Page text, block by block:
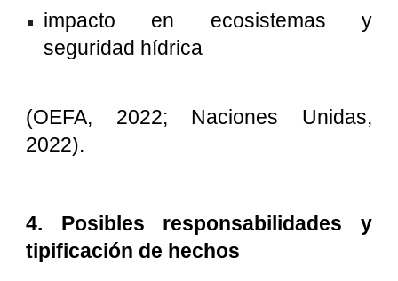
impacto en ecosistemas y
seguridad hídrica
(OEFA, 2022; Naciones Unidas,
2022).
4. Posibles responsabilidades y
tipificación de hechos